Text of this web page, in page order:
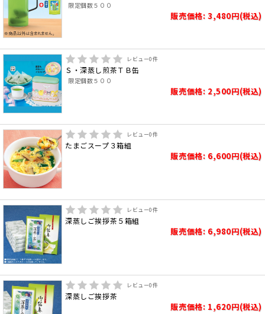
限定個数５００
販売価格: 3,480円(税込)
レビュー0件
Ｓ・深蒸し煎茶ＴＢ缶
限定個数５００
販売価格: 2,500円(税込)
レビュー0件
たまごスープ３箱組
販売価格: 6,600円(税込)
レビュー0件
深蒸しご挨拶茶５箱組
販売価格: 6,980円(税込)
レビュー0件
深蒸しご挨拶茶
販売価格: 1,620円(税込)